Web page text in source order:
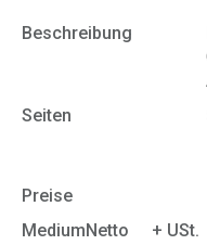
Beschreibung
Seiten
Preise
MediumNetto + USt.